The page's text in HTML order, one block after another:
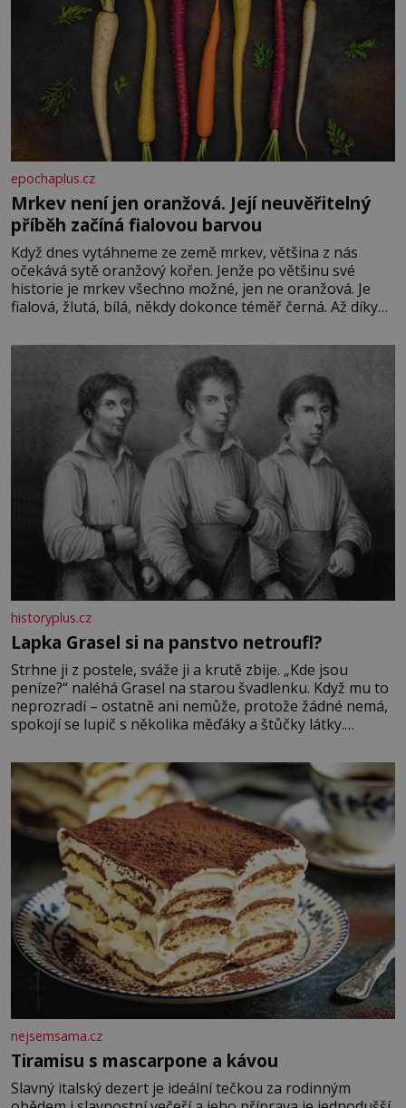
epochaplus.cz
Mrkev není jen oranžová. Její neuvěřitelný
příběh začíná fialovou barvou
Když dnes vytáhneme ze země mrkev, většina z nás
očekává sytě oranžový kořen. Jenže po většinu své
historie je mrkev všechno možné, jen ne oranžová. Je
fialová, žlutá, bílá, někdy dokonce téměř černá. Až díky
bez které si českou zahradu ani nedokážeme představit.
historyplus.cz
Lapka Grasel si na panstvo netroufl?
Strhne ji z postele, sváže ji a krutě zbije. „Kde jsou
peníze?“ naléhá Grasel na starou švadlenku. Když mu to
neprozradí – ostatně ani nemůže, protože žádné nemá,
spokojí se lupič s několika měďáky a štůčky látky.
krutý. Jeho činy budí hrůzu ještě dlouho po jeho smrti
nejsemsama.cz
Tiramisu s mascarpone a kávou
Slavný italský dezert je ideální tečkou za rodinným